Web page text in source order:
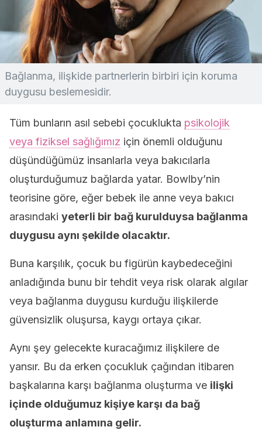
Bağlanma, ilişkide partnerlerin birbiri için koruma
duygusu beslemesidir.
Tüm bunların asıl sebebi çocuklukta psikolojik
veya fiziksel sağlığımız için önemli olduğunu
düşündüğümüz insanlarla veya bakıcılarla
oluşturduğumuz bağlarda yatar. Bowlby’nin
teorisine göre, eğer bebek ile anne veya bakıcı
arasındaki yeterli bir bağ kurulduysa bağlanma
duygusu aynı şekilde olacaktır.
Buna karşılık, çocuk bu figürün kaybedeceğini
anladığında bunu bir tehdit veya risk olarak algılar
veya bağlanma duygusu kurduğu ilişkilerde
güvensizlik oluşursa, kaygı ortaya çıkar.
Aynı şey gelecekte kuracağımız ilişkilere de
yansır. Bu da erken çocukluk çağından itibaren
başkalarına karşı bağlanma oluşturma ve ilişki
içinde olduğumuz kişiye karşı da bağ
oluşturma anlamına gelir.